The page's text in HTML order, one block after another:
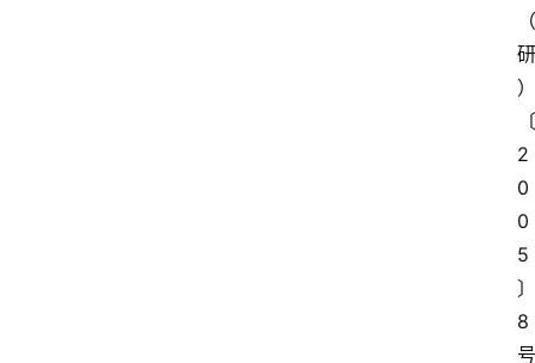
（
研
）
〔
2
0
0
5
〕
8
号